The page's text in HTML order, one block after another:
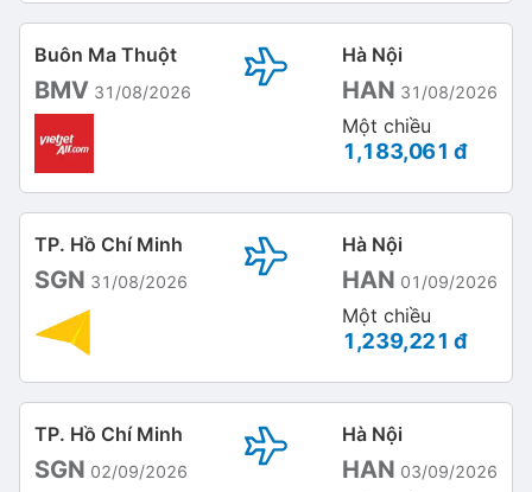
Buôn Ma Thuột
BMV 31/08/2026
Hà Nội
HAN 31/08/2026
Một chiều
1,183,061 đ
TP. Hồ Chí Minh
SGN 31/08/2026
Hà Nội
HAN 01/09/2026
Một chiều
1,239,221 đ
TP. Hồ Chí Minh
SGN 02/09/2026
Hà Nội
HAN 03/09/2026